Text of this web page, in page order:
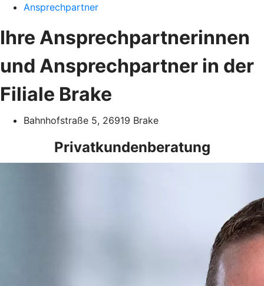
Ansprechpartner
Ihre Ansprechpartnerinnen
und Ansprechpartner in der
Filiale Brake
Bahnhofstraße 5, 26919 Brake
Privatkundenberatung